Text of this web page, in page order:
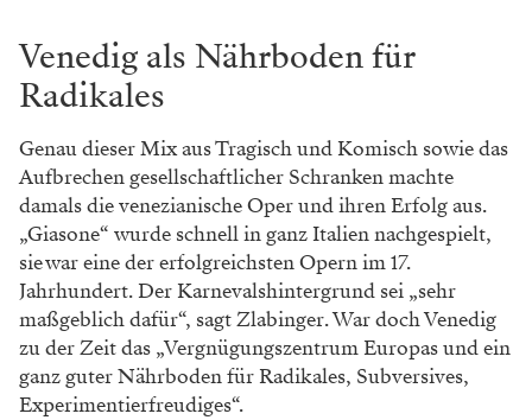
Venedig als Nährboden für
Radikales
Genau dieser Mix aus Tragisch und Komisch sowie das
Aufbrechen gesellschaftlicher Schranken machte
damals die venezianische Oper und ihren Erfolg aus.
„Giasone“ wurde schnell in ganz Italien nachgespielt,
sie war eine der erfolgreichsten Opern im 17.
Jahrhundert. Der Karnevalshintergrund sei „sehr
maßgeblich dafür“, sagt Zlabinger. War doch Venedig
zu der Zeit das „Vergnügungszentrum Europas und ein
ganz guter Nährboden für Radikales, Subversives,
Experimentierfreudiges“.